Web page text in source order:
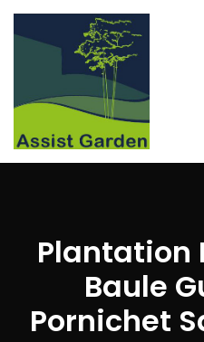
Plantation
Baule
Pornichet